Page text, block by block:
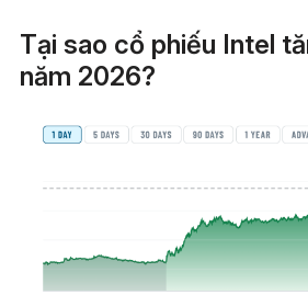
Tại sao cổ phiếu Intel
năm 2026?